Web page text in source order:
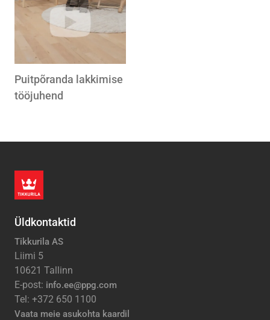
Puitpõranda lakkimise
tööjuhend
Üldkontaktid
Tikkurila AS
Liimi 5
10621 Tallinn
E-post: info.ee@ppg.com
Tel: +372 650 1100
Vaata meie asukohta kaardil